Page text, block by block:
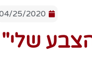
25/2020